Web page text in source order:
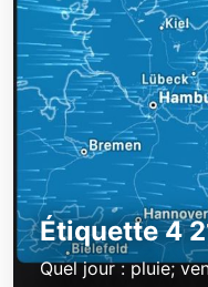
Étiquette 4
Quel jour : pluie;